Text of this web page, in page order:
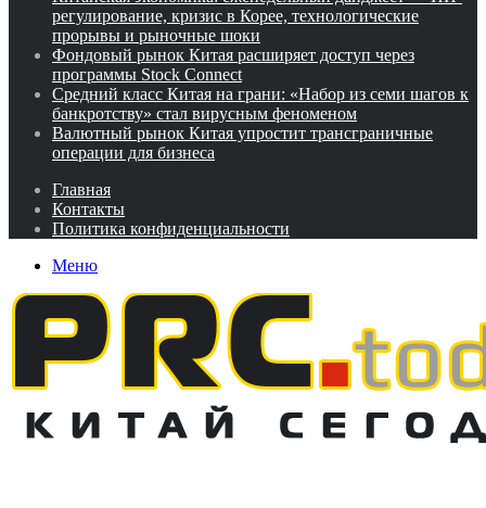
регулирование, кризис в Корее, технологические
прорывы и рыночные шоки
Фондовый рынок Китая расширяет доступ через
программы Stock Connect
Средний класс Китая на грани: «Набор из семи шагов к
банкротству» стал вирусным феноменом
Валютный рынок Китая упростит трансграничные
операции для бизнеса
Главная
Контакты
Политика конфиденциальности
Меню